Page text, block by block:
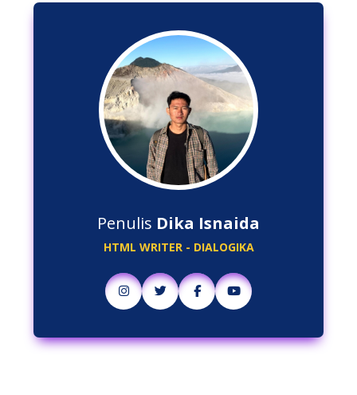
Penulis Dika Isnaida
HTML WRITER - DIALOGIKA